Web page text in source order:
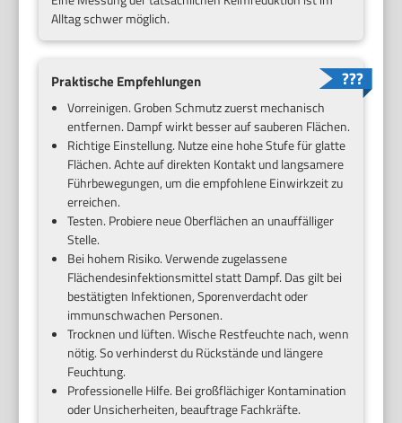
Alltag schwer möglich.
Praktische Empfehlungen
Vorreinigen. Groben Schmutz zuerst mechanisch
entfernen. Dampf wirkt besser auf sauberen Flächen.
Richtige Einstellung. Nutze eine hohe Stufe für glatte
Flächen. Achte auf direkten Kontakt und langsamere
Führbewegungen, um die empfohlene Einwirkzeit zu
erreichen.
Testen. Probiere neue Oberflächen an unauffälliger
Stelle.
Bei hohem Risiko. Verwende zugelassene
Flächendesinfektionsmittel statt Dampf. Das gilt bei
bestätigten Infektionen, Sporenverdacht oder
immunschwachen Personen.
Trocknen und lüften. Wische Restfeuchte nach, wenn
nötig. So verhinderst du Rückstände und längere
Feuchtung.
Professionelle Hilfe. Bei großflächiger Kontamination
oder Unsicherheiten, beauftrage Fachkräfte.